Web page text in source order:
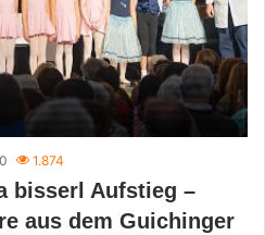
0 1.874
bisserl Aufstieg –
aus dem Guichinger